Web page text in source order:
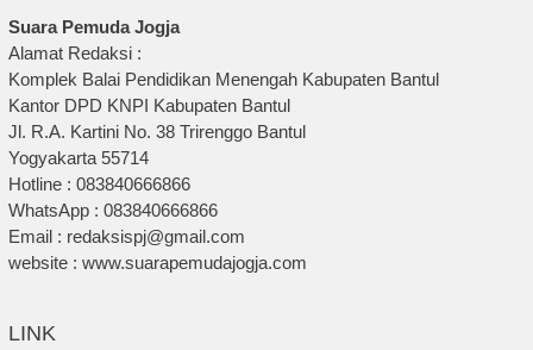
Suara Pemuda Jogja
Alamat Redaksi :
Komplek Balai Pendidikan Menengah Kabupaten Bantul
Kantor DPD KNPI Kabupaten Bantul
Jl. R.A. Kartini No. 38 Trirenggo Bantul
Yogyakarta 55714
Hotline : 083840666866
WhatsApp : 083840666866
Email : redaksispj@gmail.com
website : www.suarapemudajogja.com
LINK